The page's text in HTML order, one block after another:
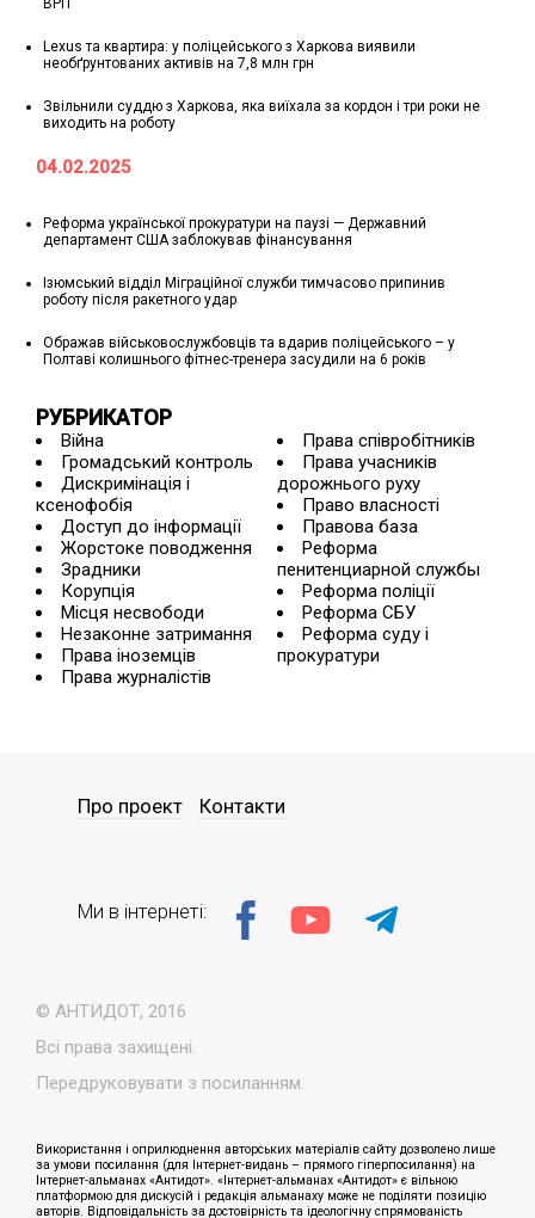
Lexus та квартира: у поліцейського з Харкова виявили
необґрунтованих активів на 7,8 млн грн
Звільнили суддю з Харкова, яка виїхала за кордон і три роки не
виходить на роботу
04.02.2025
Реформа української прокуратури на паузі — Державний
департамент США заблокував фінансування
Ізюмський відділ Міграційної служби тимчасово припинив
роботу після ракетного удар
Ображав військовослужбовців та вдарив поліцейського – у
Полтаві колишнього фітнес-тренера засудили на 6 років
РУБРИКАТОР
Війна
Громадський контроль
Дискримінація і
ксенофобія
Доступ до інформації
Жорстоке поводження
Зрадники
Корупція
Місця несвободи
Незаконне затримання
Права іноземців
Права журналістів
Права співробітників
Права учасників
дорожнього руху
Право власності
Правова база
Реформа
пенитенциарной службы
Реформа поліції
Реформа СБУ
Реформа суду і
прокуратури
© АНТИДОТ, 2016
Всі права захищені.
Передруковувати з посиланням.
Про проект Контакти
Ми в інтернеті:
Використання і оприлюднення авторських матеріалів сайту дозволено лише
за умови посилання (для Інтернет-видань – прямого гіперпосилання) на
Інтернет-альманах «Антидот». «Інтернет-альманах «Антидот» є вільною
платформою для дискусій і редакція альманаху може не поділяти позицію
авторів. Відповідальність за достовірність та ідеологічну спрямованість